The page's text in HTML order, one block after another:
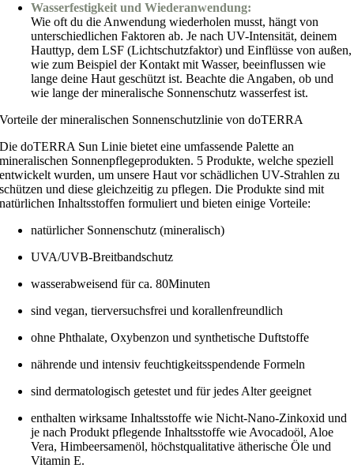
Wasserfestigkeit und Wiederanwendung:
Wie oft du die Anwendung wiederholen musst, hängt von
unterschiedlichen Faktoren ab. Je nach UV-Intensität, deinem
Hauttyp, dem LSF (Lichtschutzfaktor) und Einflüsse von außen,
wie zum Beispiel der Kontakt mit Wasser, beeinflussen wie
lange deine Haut geschützt ist. Beachte die Angaben, ob und
wie lange der mineralische Sonnenschutz wasserfest ist.
Vorteile der mineralischen Sonnenschutzlinie von doTERRA
Die doTERRA Sun Linie bietet eine umfassende Palette an
mineralischen Sonnenpflegeprodukten. 5 Produkte, welche speziell
entwickelt wurden, um unsere Haut vor schädlichen UV-Strahlen zu
schützen und diese gleichzeitig zu pflegen. Die Produkte sind mit
natürlichen Inhaltsstoffen formuliert und bieten einige Vorteile:
natürlicher Sonnenschutz (mineralisch)
UVA/UVB-Breitbandschutz
wasserabweisend für ca. 80Minuten
sind vegan, tierversuchsfrei und korallenfreundlich
ohne Phthalate, Oxybenzon und synthetische Duftstoffe
nährende und intensiv feuchtigkeitsspendende Formeln
sind dermatologisch getestet und für jedes Alter geeignet
enthalten wirksame Inhaltsstoffe wie Nicht-Nano-Zinkoxid und
je nach Produkt pflegende Inhaltsstoffe wie Avocadoöl, Aloe
Vera, Himbeersamenöl, höchstqualitative ätherische Öle und
Vitamin E.